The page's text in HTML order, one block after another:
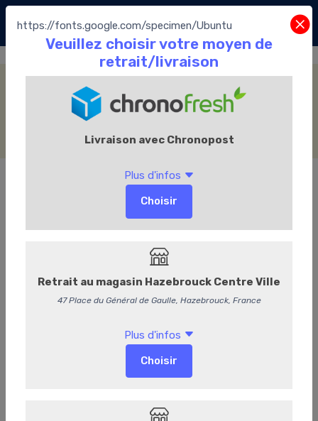
https://fonts.google.com/specimen/Ubuntu
La Boutique